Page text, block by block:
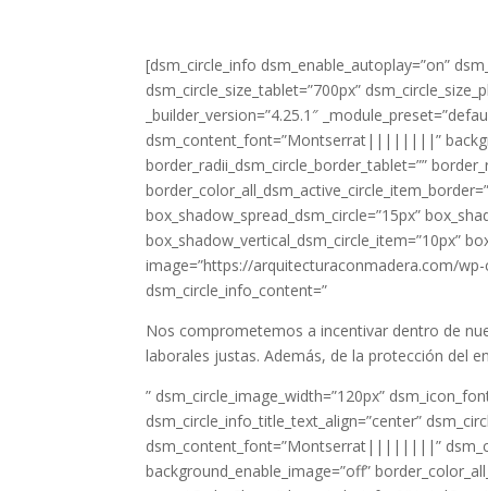
[dsm_circle_info dsm_enable_autoplay=”on”
dsm_circle_size_tablet=”700px”
_builder_version=”4.25.1″
dsm_content_font=”Montserrat||||||||”
border_radii_dsm_circle_border_tablet=””
box_shadow_spread_dsm_circle=”15px”
box_shadow_vertical_dsm_circle_item=”10px”
image=”https://arquitecturaconmadera.com/wp-
dsm_circle_info_content=”
Nos comprometemos a incentivar dentro de
laborales justas. Además, de la protección del
” dsm_circle_image_width=”120px”
dsm_circle_info_title_text_align=”center”
dsm_content_font=”Montserrat||||||||”
background_enable_image=”off”